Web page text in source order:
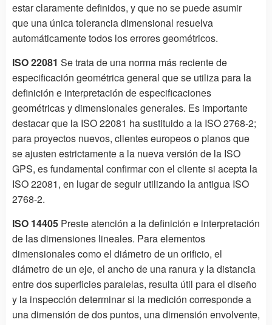
estar claramente definidos, y que no se puede asumir
que una única tolerancia dimensional resuelva
automáticamente todos los errores geométricos.
ISO 22081 Se trata de una norma más reciente de
especificación geométrica general que se utiliza para la
definición e interpretación de especificaciones
geométricas y dimensionales generales. Es importante
destacar que la ISO 22081 ha sustituido a la ISO 2768-2;
para proyectos nuevos, clientes europeos o planos que
se ajusten estrictamente a la nueva versión de la ISO
GPS, es fundamental confirmar con el cliente si acepta la
ISO 22081, en lugar de seguir utilizando la antigua ISO
2768-2.
ISO 14405 Preste atención a la definición e interpretación
de las dimensiones lineales. Para elementos
dimensionales como el diámetro de un orificio, el
diámetro de un eje, el ancho de una ranura y la distancia
entre dos superficies paralelas, resulta útil para el diseño
y la inspección determinar si la medición corresponde a
una dimensión de dos puntos, una dimensión envolvente,